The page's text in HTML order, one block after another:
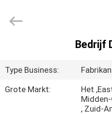
PRODUCTEN
Machinery
Co.,Ltd..
Bedrijf
Type Business:
Grote Markt:
Het
, Zuid-